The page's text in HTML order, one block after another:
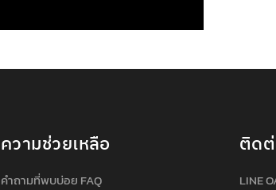
ความช่วยเหลือ
คำถามที่พบบ่อย FAQ
ติด
LINE